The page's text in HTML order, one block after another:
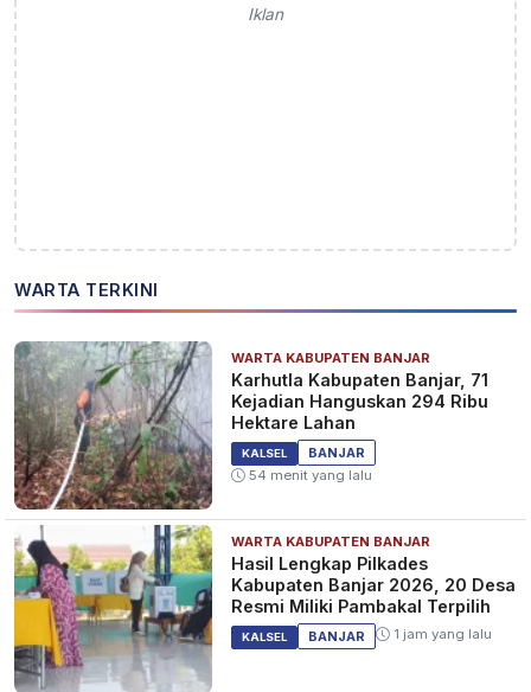
Iklan
WARTA TERKINI
WARTA KABUPATEN BANJAR
Karhutla Kabupaten Banjar, 71
Kejadian Hanguskan 294 Ribu
Hektare Lahan
KALSEL
BANJAR
54 menit yang lalu
WARTA KABUPATEN BANJAR
Hasil Lengkap Pilkades
Kabupaten Banjar 2026, 20 Desa
Resmi Miliki Pambakal Terpilih
KALSEL BANJAR 1 jam yang lalu